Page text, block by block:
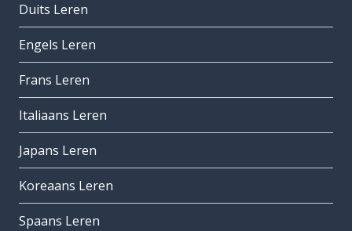
Duits Leren
Engels Leren
Frans Leren
Italiaans Leren
Japans Leren
Koreaans Leren
Spaans Leren